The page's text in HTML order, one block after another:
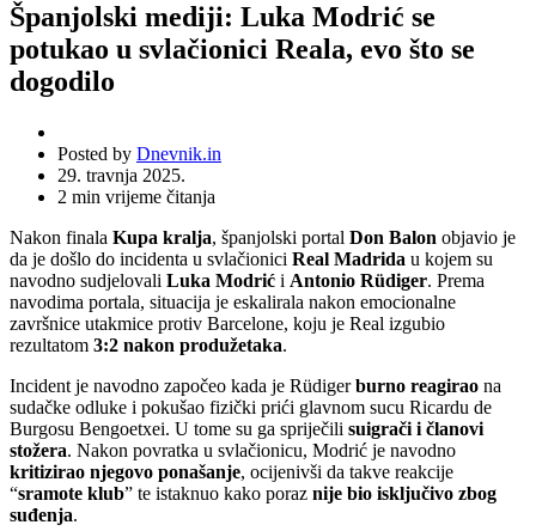
Španjolski mediji: Luka Modrić se
potukao u svlačionici Reala, evo što se
dogodilo
Posted by Dnevnik.in
29. travnja 2025.
2 min vrijeme čitanja
Nakon finala Kupa kralja, španjolski portal Don Balon objavio je
da je došlo do incidenta u svlačionici Real Madrida u kojem su
navodno sudjelovali Luka Modrić i Antonio Rüdiger. Prema
navodima portala, situacija je eskalirala nakon emocionalne
završnice utakmice protiv Barcelone, koju je Real izgubio
rezultatom 3:2 nakon produžetaka.
Incident je navodno započeo kada je Rüdigerburno reagirao na
sudačke odluke i pokušao fizički prići glavnom sucu Ricardu de
Burgosu Bengoetxei. U tome su ga spriječili suigrači i članovi
stožera. Nakon povratka u svlačionicu, Modrić je navodno
kritizirao njegovo ponašanje, ocijenivši da takve reakcije
“sramote klub” te istaknuo kako poraz nije bio isključivo zbog
suđenja.